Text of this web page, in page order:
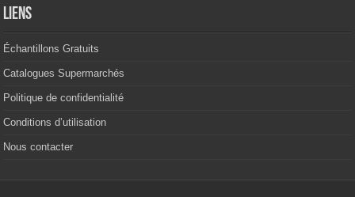
Liens
Échantillons Gratuits
Catalogues Supermarchés
Politique de confidentialité
Conditions d’utilisation
Nous contacter